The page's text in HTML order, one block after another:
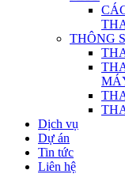
THÔNG
Dịch vụ
Dự án
Tin tức
Liên hệ